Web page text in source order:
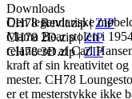
Downloads
CH78 Revit.zip|ZIP
CH78 2D.zip|ZIP
CH78 3D.zip|ZIP
Den legendariske
Mama Bear stolen i
relanceret af Carl
kraft af sin kreativitet og
mester. CH78
er et mesterstykke ikke